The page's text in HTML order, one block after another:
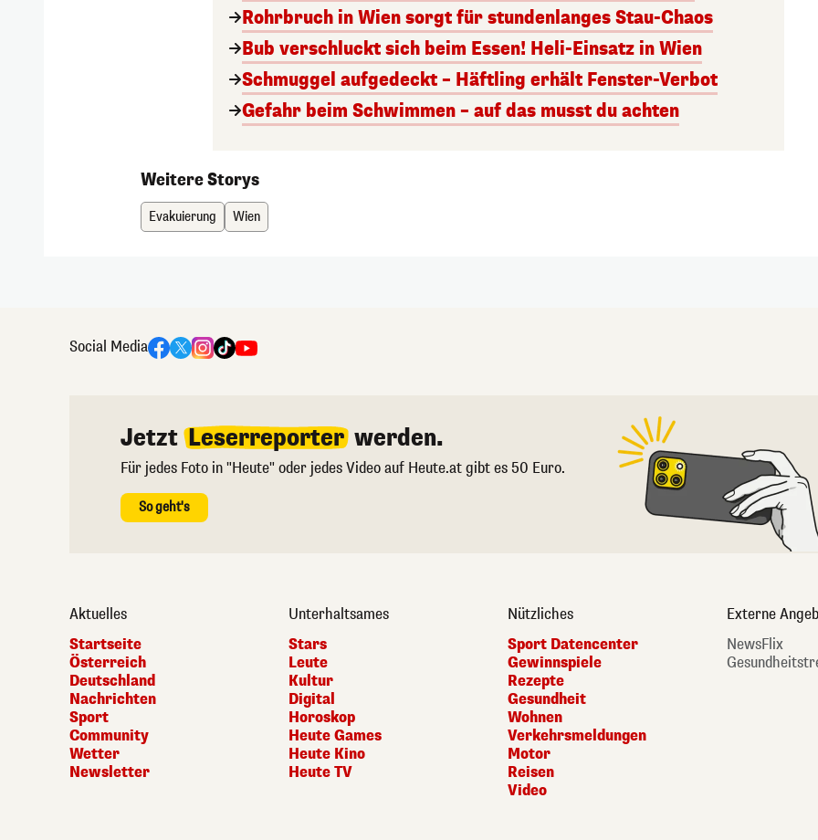
Rohrbruch in Wien sorgt für stundenlanges Stau-Chaos
Bub verschluckt sich beim Essen! Heli-Einsatz in Wien
Schmuggel aufgedeckt – Häftling erhält Fenster-Verbot
Gefahr beim Schwimmen – auf das musst du achten
Weitere Storys
Evakuierung Wien
Social Media
Jetzt Leserreporter werden.
Für jedes Foto in "Heute" oder jedes Video auf Heute.at gibt es 50 Euro.
So geht's
Aktuelles
Startseite
Österreich
Deutschland
Nachrichten
Sport
Community
Wetter
Newsletter
Unterhaltsames
Stars
Leute
Kultur
Digital
Horoskop
Heute Games
Heute Kino
Heute TV
Nützliches
Sport Datencenter
Gewinnspiele
Rezepte
Gesundheit
Wohnen
Verkehrsmeldungen
Motor
Reisen
Video
Externe
NewsFlix